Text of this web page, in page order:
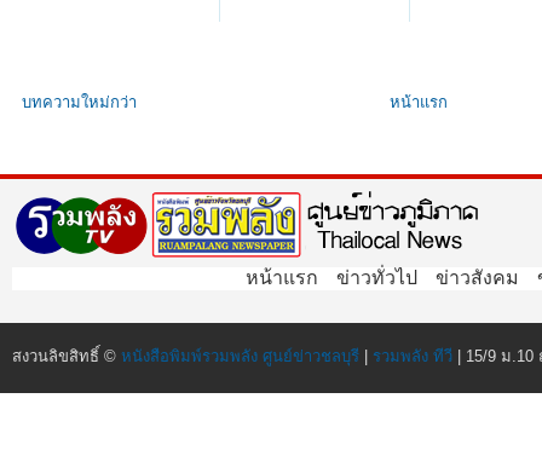
บทความใหม่กว่า หน้าแรก
หน้าแรก ข่าวทั่วไป ข่าวสังคม
สงวนลิขสิทธิ์ © หนังสือพิมพ์รวมพลัง ศูนย์ข่าวชลบุรี | รวมพลัง ทีวี | 15/9 ม.10